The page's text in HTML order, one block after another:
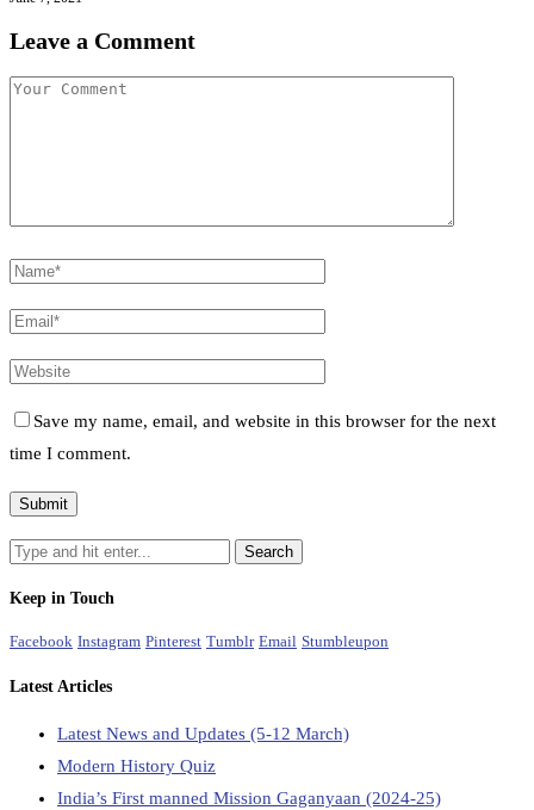
Leave a Comment
Save my name, email, and website in this browser for the next
time I comment.
Keep in Touch
Facebook Instagram Pinterest Tumblr Email Stumbleupon
Latest Articles
Latest News and Updates (5-12 March)
Modern History Quiz
India’s First manned Mission Gaganyaan (2024-25)